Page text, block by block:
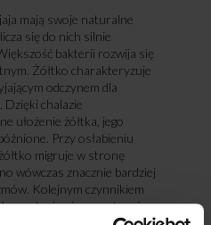
mają swoje naturalne
się do nich silnie
bakterii rozwija się
Żółtko charakteryzuje
odczynem dla
chalazie
ułożenie żółtka, jego
Przy osłabieniu
migruje w stronę
wówczas znacznie bardziej
Kolejnym czynnikiem
są występujące